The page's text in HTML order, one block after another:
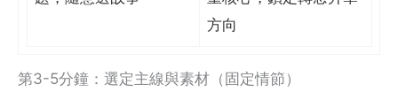
方向
第3-5分鐘：選定主線與素材（固定情節）